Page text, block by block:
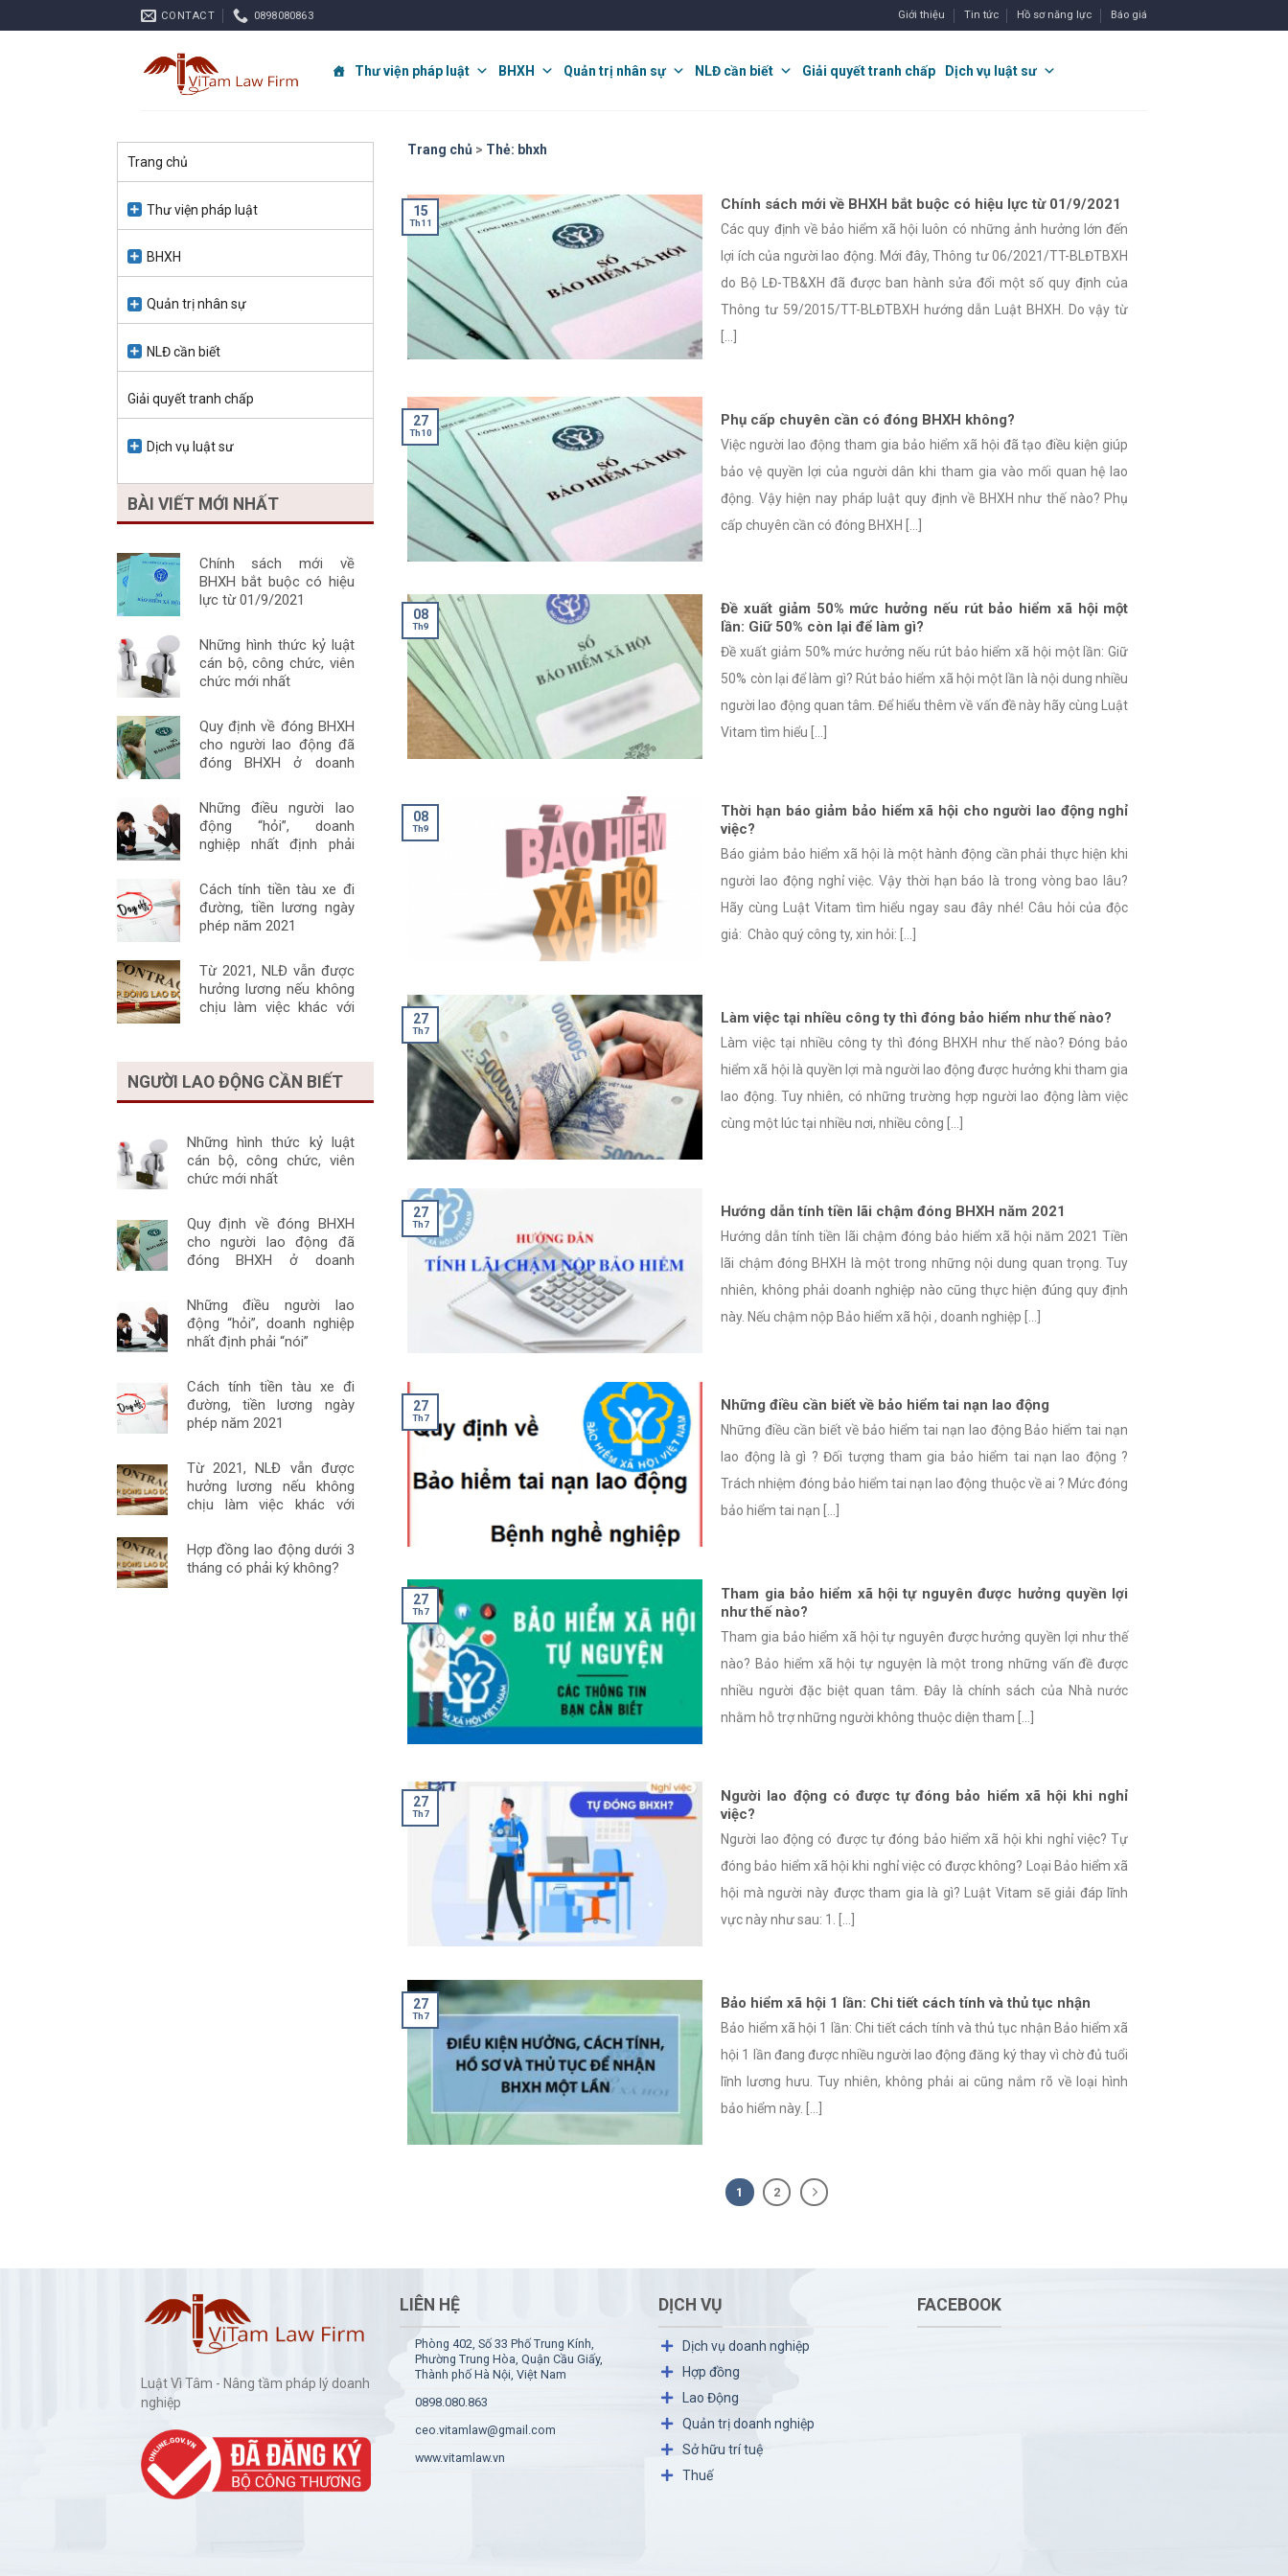
to
CONTACT 0898080863 Giới thiệu Tin tức Hồ sơ năng lực Báo giá
Thư viện pháp luật BHXH Quản trị nhân sự NLĐ cần biết Giải quyết tranh chấp Dịch vụ luật sư
Trang chủ
Thư viện pháp luật
BHXH
Quản trị nhân sự
NLĐ cần biết
Giải quyết tranh chấp
Dịch vụ luật sư
BÀI VIẾT MỚI NHẤT
Chính sách mới về
BHXH bắt buộc có hiệu
lực từ 01/9/2021
Những hình thức kỷ luật
cán bộ, công chức, viên
chức mới nhất
Quy định về đóng BHXH
cho người lao động đã
đóng BHXH ở doanh
Những điều người lao
động “hỏi”, doanh
nghiệp nhất định phải
Cách tính tiền tàu xe đi
đường, tiền lương ngày
phép năm 2021
Từ 2021, NLĐ vẫn được
hưởng lương nếu không
chịu làm việc khác với
NGƯỜI LAO ĐỘNG CẦN BIẾT
Những hình thức kỷ luật
cán bộ, công chức, viên
chức mới nhất
Quy định về đóng BHXH
cho người lao động đã
đóng BHXH ở doanh
Những điều người lao
động “hỏi”, doanh nghiệp
nhất định phải “nói”
Cách tính tiền tàu xe đi
đường, tiền lương ngày
phép năm 2021
Từ 2021, NLĐ vẫn được
hưởng lương nếu không
chịu làm việc khác với
Hợp đồng lao động dưới 3
tháng có phải ký không?
Trang chủ > Thẻ: bhxh
Chính sách mới về BHXH bắt buộc có hiệu lực từ 01/9/2021
Các quy định về bảo hiểm xã hội luôn có những ảnh hưởng lớn đến
lợi ích của người lao động. Mới đây, Thông tư 06/2021/TT-BLĐTBXH
do Bộ LĐ-TB&XH đã được ban hành sửa đổi một số quy định của
Thông tư 59/2015/TT-BLĐTBXH hướng dẫn Luật BHXH. Do vậy từ
[...]
15
Th11
Phụ cấp chuyên cần có đóng BHXH không?
Việc người lao động tham gia bảo hiểm xã hội đã tạo điều kiện giúp
bảo vệ quyền lợi của người dân khi tham gia vào mối quan hệ lao
động. Vậy hiện nay pháp luật quy định về BHXH như thế nào? Phụ
cấp chuyên cần có đóng BHXH [...]
27
Th10
Đề xuất giảm 50% mức hưởng nếu rút bảo hiểm xã hội một
lần: Giữ 50% còn lại để làm gì?
Đề xuất giảm 50% mức hưởng nếu rút bảo hiểm xã hội một lần: Giữ
50% còn lại để làm gì? Rút bảo hiểm xã hội một lần là nội dung nhiều
người lao động quan tâm. Để hiểu thêm về vấn đề này hãy cùng Luật
Vitam tìm hiểu [...]
08
Th9
Thời hạn báo giảm bảo hiểm xã hội cho người lao động nghỉ
việc?
Báo giảm bảo hiểm xã hội là một hành động cần phải thực hiện khi
người lao động nghỉ việc. Vậy thời hạn báo là trong vòng bao lâu?
Hãy cùng Luật Vitam tìm hiểu ngay sau đây nhé! Câu hỏi của độc
giả: Chào quý công ty, xin hỏi: [...]
08
Th9
Làm việc tại nhiều công ty thì đóng bảo hiểm như thế nào?
Làm việc tại nhiều công ty thì đóng BHXH như thế nào? Đóng bảo
hiểm xã hội là quyền lợi mà người lao động được hưởng khi tham gia
lao động. Tuy nhiên, có những trường hợp người lao động làm việc
cùng một lúc tại nhiều nơi, nhiều công [...]
27
Th7
Hướng dẫn tính tiền lãi chậm đóng BHXH năm 2021
Hướng dẫn tính tiền lãi chậm đóng bảo hiểm xã hội năm 2021 Tiền
lãi chậm đóng BHXH là một trong những nội dung quan trọng. Tuy
nhiên, không phải doanh nghiệp nào cũng thực hiện đúng quy định
này. Nếu chậm nộp Bảo hiểm xã hội , doanh nghiệp [...]
27
Th7
Những điều cần biết về bảo hiểm tai nạn lao động
Những điều cần biết về bảo hiểm tai nạn lao động Bảo hiểm tai nạn
lao động là gì ? Đối tượng tham gia bảo hiểm tai nạn lao động ?
Trách nhiệm đóng bảo hiểm tai nạn lao động thuộc về ai ? Mức đóng
bảo hiểm tai nạn [...]
27
Th7
Tham gia bảo hiểm xã hội tự nguyên được hưởng quyền lợi
như thế nào?
Tham gia bảo hiểm xã hội tự nguyên được hưởng quyền lợi như thế
nào? Bảo hiểm xã hội tự nguyện là một trong những vấn đề được
nhiều người đặc biệt quan tâm. Đây là chính sách của Nhà nước
nhằm hỗ trợ những người không thuộc diện tham [...]
27
Th7
Người lao động có được tự đóng bảo hiểm xã hội khi nghỉ
việc?
Người lao động có được tự đóng bảo hiểm xã hội khi nghỉ việc? Tự
đóng bảo hiểm xã hội khi nghỉ việc có được không? Loại Bảo hiểm xã
hội mà người này được tham gia là gì? Luật Vitam sẽ giải đáp lĩnh
vực này như sau: 1. [...]
27
Th7
Bảo hiểm xã hội 1 lần: Chi tiết cách tính và thủ tục nhận
Bảo hiểm xã hội 1 lần: Chi tiết cách tính và thủ tục nhận Bảo hiểm xã
hội 1 lần đang được nhiều người lao động đăng ký thay vì chờ đủ tuổi
lĩnh lương hưu. Tuy nhiên, không phải ai cũng nắm rõ về loại hình
bảo hiểm này. [...]
27
Th7
1 2
Luật Vì Tâm - Nâng tầm pháp lý doanh
nghiệp
LIÊN HỆ
Phòng 402, Số 33 Phố Trung Kính,
Phường Trung Hòa, Quận Cầu Giấy,
Thành phố Hà Nội, Việt Nam
0898.080.863
ceo.vitamlaw@gmail.com
www.vitamlaw.vn
DỊCH VỤ
Dịch vụ doanh nghiệp
Hợp đồng
Lao Động
Quản trị doanh nghiệp
Sở hữu trí tuệ
Thuế
FACEBOOK